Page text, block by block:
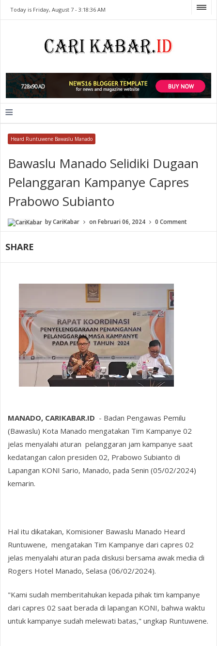
Today is Friday, August 7 -3:18:36 AM
≡
Heard Runtuwene Bawaslu Manado
Bawaslu Manado Selidiki Dugaan
Pelanggaran Kampanye Capres
Prabowo Subianto
byCariKabar onFebruari 06, 2024 0 Comment
SHARE
MANADO, CARIKABAR.ID - Badan Pengawas Pemilu
(Bawaslu) Kota Manado mengatakan Tim Kampanye 02
jelas menyalahi aturan pelanggaran jam kampanye saat
kedatangan calon presiden 02, Prabowo Subianto di
Lapangan KONI Sario, Manado, pada Senin (05/02/2024)
kemarin.
Hal itu dikatakan, Komisioner Bawaslu Manado Heard
Runtuwene, mengatakan Tim Kampanye dari capres 02
jelas menyalahi aturan pada diskusi bersama awak media di
Rogers Hotel Manado, Selasa (06/02/2024).
"Kami sudah memberitahukan kepada pihak tim kampanye
dari capres 02 saat berada di lapangan KONI, bahwa waktu
untuk kampanye sudah melewati batas," ungkap Runtuwene.